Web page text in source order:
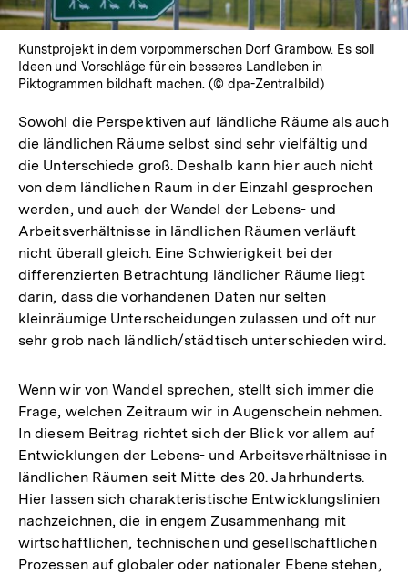
Kunstprojekt in dem vorpommerschen Dorf Grambow. Es soll
Ideen und Vorschläge für ein besseres Landleben in
Piktogrammen bildhaft machen. (© dpa-Zentralbild)
Sowohl die Perspektiven auf ländliche Räume als auch
die ländlichen Räume selbst sind sehr vielfältig und
die Unterschiede groß. Deshalb kann hier auch nicht
von dem ländlichen Raum in der Einzahl gesprochen
werden, und auch der Wandel der Lebens- und
Arbeitsverhältnisse in ländlichen Räumen verläuft
nicht überall gleich. Eine Schwierigkeit bei der
differenzierten Betrachtung ländlicher Räume liegt
darin, dass die vorhandenen Daten nur selten
kleinräumige Unterscheidungen zulassen und oft nur
sehr grob nach ländlich/städtisch unterschieden wird.
Wenn wir von Wandel sprechen, stellt sich immer die
Frage, welchen Zeitraum wir in Augenschein nehmen.
In diesem Beitrag richtet sich der Blick vor allem auf
Entwicklungen der Lebens- und Arbeitsverhältnisse in
ländlichen Räumen seit Mitte des 20. Jahrhunderts.
Hier lassen sich charakteristische Entwicklungslinien
nachzeichnen, die in engem Zusammenhang mit
wirtschaftlichen, technischen und gesellschaftlichen
Prozessen auf globaler oder nationaler Ebene stehen,